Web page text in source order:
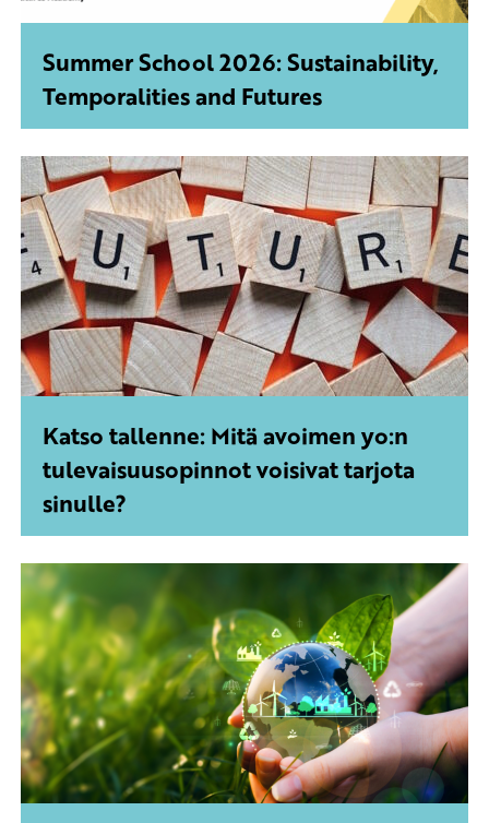
Summer School 2026: Sustainability,
Temporalities and Futures
Katso tallenne: Mitä avoimen yo:n
tulevaisuusopinnot voisivat tarjota
sinulle?